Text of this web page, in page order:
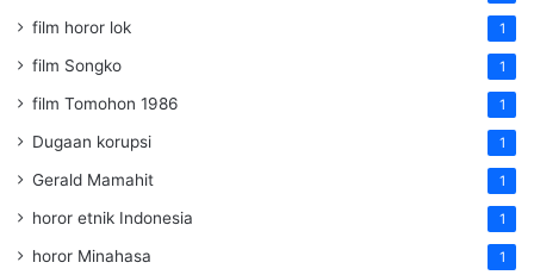
film horor lok 1
film Songko 1
film Tomohon 1986 1
Dugaan korupsi 1
Gerald Mamahit 1
horor etnik Indonesia 1
horor Minahasa 1